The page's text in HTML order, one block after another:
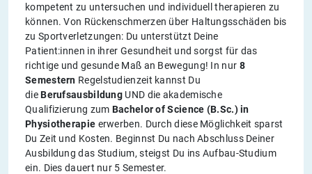
kompetent zu untersuchen und individuell therapieren zu
können. Von Rückenschmerzen über Haltungsschäden bis
zu Sportverletzungen: Du unterstützt Deine
Patient:innen in ihrer Gesundheit und sorgst für das
richtige und gesunde Maß an Bewegung! In nur 8
Semestern Regelstudienzeit kannst Du
dieBerufsausbildung UND die akademische
Qualifizierung zum Bachelor of Science (B.Sc.) in
Physiotherapie erwerben. Durch diese Möglichkeit sparst
Du Zeit und Kosten. Beginnst Du nach Abschluss Deiner
Ausbildung das Studium, steigst Du ins Aufbau-Studium
ein. Dies dauert nur 5 Semester.